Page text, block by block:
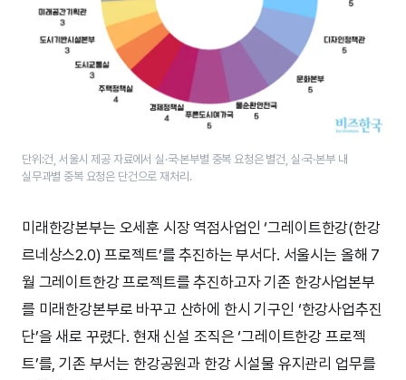
단위:건, 서울시 제공 자료에서 실·국·본부별 중복 요청은 별건, 실·국·본부 내
실무과별 중복 요청은 단건으로 재처리.
미래한강본부는 오세훈 시장 역점사업인 ‘그레이트한강(한강
르네상스2.0) 프로젝트’를 추진하는 부서다. 서울시는 올해 7
월 그레이트한강 프로젝트를 추진하고자 기존 한강사업본부
를 미래한강본부로 바꾸고 산하에 한시 기구인 ‘한강사업추진
단’을 새로 꾸렸다. 현재 신설 조직은 ‘그레이트한강 프로젝
트’를, 기존 부서는 한강공원과 한강 시설물 유지관리 업무를